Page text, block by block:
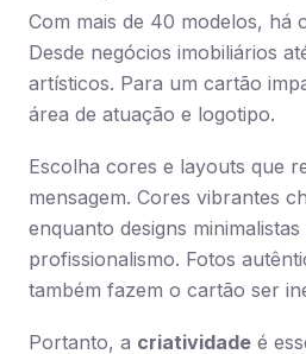
Com mais de 40 modelos, há
Desde negócios imobiliários
artísticos. Para um cartão
área de atuação e logotipo.
Escolha cores e layouts que
mensagem. Cores vibrantes
enquanto designs
profissionalismo. Fotos
também fazem o cartão ser
Portanto, a criatividade é